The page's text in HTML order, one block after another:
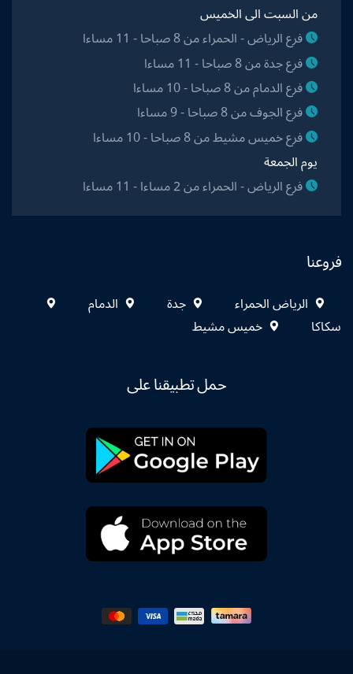
من السبت الى الخميس
فرع الرياض - الحمراء من 8 صباحا - 11 مساءا
فرع جدة من 8 صباحا - 11 مساءا
فرع الدمام من 8 صباحا - 10 مساءا
فرع الجوف من 8 صباحا - 9 مساءا
فرع خميس مشيط من 8 صباحا - 10 مساءا
يوم الجمعة
فرع الرياض - الحمراء من 2 مساءا - 11 مساءا
فروعنا
الرياض الحمراء جدة
الدمام
سكاكا
خميس مشيط
حمل تطبيقنا على